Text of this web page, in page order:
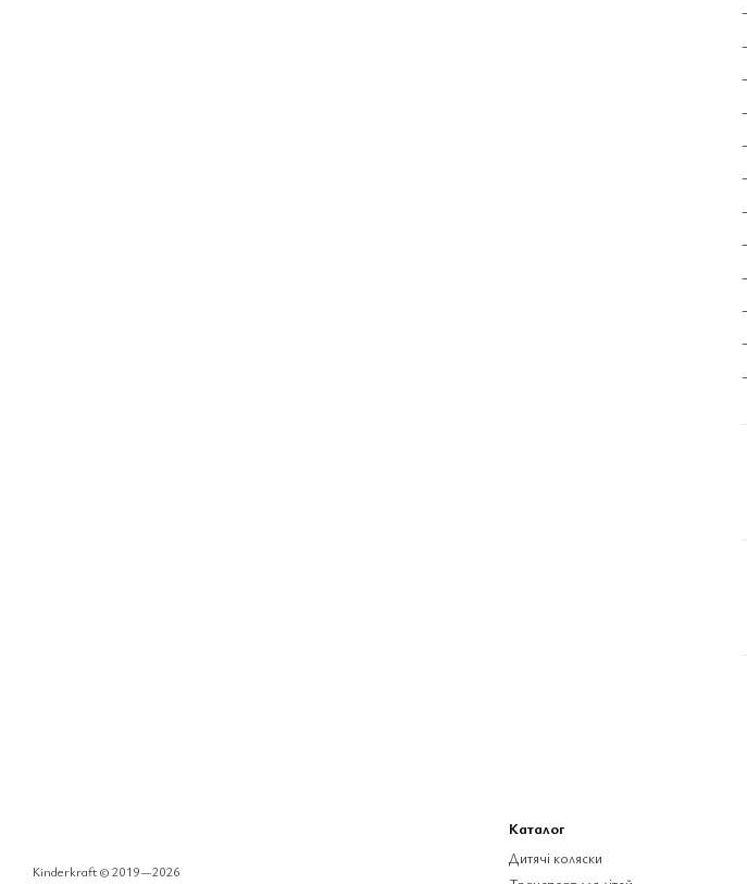
Kinderkraft © 2019—2026
Каталог
Дитячі коляски